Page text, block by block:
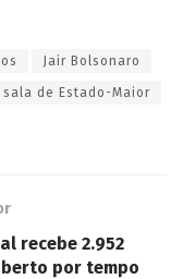
Jair Bolsonaro
sala de Estado-Maior
recebe 2.952
por tempo